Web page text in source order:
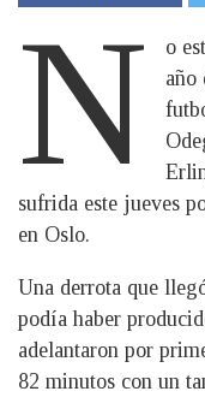
N
o
año
sufrida este jueves
en Oslo.
Una derrota que
podía haber
adelantaron por
82 minutos con un